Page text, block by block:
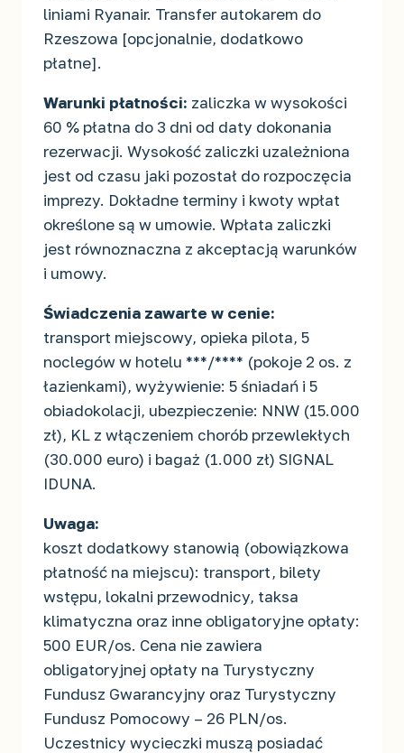
liniami Ryanair. Transfer autokarem do
Rzeszowa [opcjonalnie, dodatkowo
płatne].
Warunki płatności: zaliczka w wysokości
60 % płatna do 3 dni od daty dokonania
rezerwacji. Wysokość zaliczki uzależniona
jest od czasu jaki pozostał do rozpoczęcia
imprezy. Dokładne terminy i kwoty wpłat
określone są w umowie. Wpłata zaliczki
jest równoznaczna z akceptacją warunków
i umowy.
Świadczenia zawarte w cenie:
transport miejscowy, opieka pilota, 5
noclegów w hotelu ***/**** (pokoje 2 os. z
łazienkami), wyżywienie: 5 śniadań i 5
obiadokolacji, ubezpieczenie: NNW (15.000
zł), KL z włączeniem chorób przewlekłych
(30.000 euro) i bagaż (1.000 zł) SIGNAL
IDUNA.
Uwaga:
koszt dodatkowy stanowią (obowiązkowa
płatność na miejscu): transport, bilety
wstępu, lokalni przewodnicy, taksa
klimatyczna oraz inne obligatoryjne opłaty:
500 EUR/os. Cena nie zawiera
obligatoryjnej opłaty na Turystyczny
Fundusz Gwarancyjny oraz Turystyczny
Fundusz Pomocowy – 26 PLN/os.
Uczestnicy wycieczki muszą posiadać